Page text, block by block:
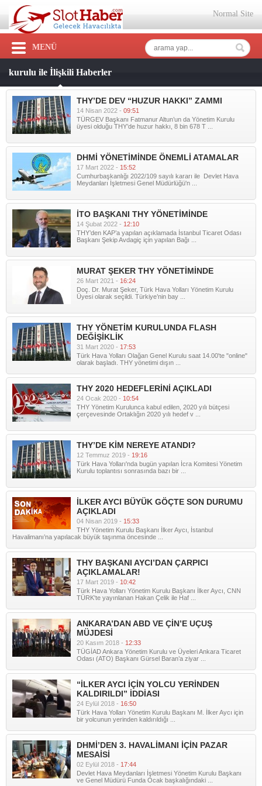
Normal Site
MENÜ
kurulu ile İlişkili Haberler
THY’DE DEV “HUZUR HAKKI” ZAMMI
14 Nisan 2022 - 09:51
TÜRGEV Başkanı Fatmanur Altun’un da Yönetim Kurulu
üyesi olduğu THY’de huzur hakkı, 8 bin 678 T ...
DHMİ YÖNETİMİNDE ÖNEMLİ ATAMALAR
17 Mart 2022 - 15:52
Cumhurbaşkanlığı 2022/109 sayılı kararı ile Devlet Hava
Meydanları İşletmesi Genel Müdürlüğü'n ...
İTO BAŞKANI THY YÖNETİMİNDE
14 Şubat 2022 - 12:10
THY’den KAP’a yapılan açıklamada İstanbul Ticaret Odası
Başkanı Şekip Avdagiç için yapılan Bağı ...
MURAT ŞEKER THY YÖNETİMİNDE
26 Mart 2021 - 16:24
Doç. Dr. Murat Şeker, Türk Hava Yolları Yönetim Kurulu
Üyesi olarak seçildi. Türkiye’nin bay ...
THY YÖNETİM KURULUNDA FLASH
DEĞİŞİKLİK
31 Mart 2020 - 17:53
Türk Hava Yolları Olağan Genel Kurulu saat 14.00'te "online"
olarak başladı. THY yönetimi dışın ...
THY 2020 HEDEFLERİNİ AÇIKLADI
24 Ocak 2020 - 10:54
THY Yönetim Kurulunca kabul edilen, 2020 yılı bütçesi
çerçevesinde Ortaklığın 2020 yılı hedef v ...
THY’DE KİM NEREYE ATANDI?
12 Temmuz 2019 - 19:16
Türk Hava Yolları'nda bugün yapılan İcra Komitesi Yönetim
Kurulu toplantısı sonrasında bazı bir ...
İLKER AYCI BÜYÜK GÖÇTE SON DURUMU
AÇIKLADI
04 Nisan 2019 - 15:33
THY Yönetim Kurulu Başkanı İlker Aycı, İstanbul
Havalimanı’na yapılacak büyük taşınma öncesinde ...
THY BAŞKANI AYCI’DAN ÇARPICI
AÇIKLAMALAR!
17 Mart 2019 - 10:42
Türk Hava Yolları Yönetim Kurulu Başkanı İlker Aycı, CNN
TÜRK'te yayınlanan Hakan Çelik ile Haf ...
ANKARA’DAN ABD VE ÇİN’E UÇUŞ
MÜJDESİ
20 Kasım 2018 - 12:33
TÜGİAD Ankara Yönetim Kurulu ve Üyeleri Ankara Ticaret
Odası (ATO) Başkanı Gürsel Baran’a ziyar ...
“İLKER AYCI İÇİN YOLCU YERİNDEN
KALDIRILDI” İDDİASI
24 Eylül 2018 - 16:50
Türk Hava Yolları Yönetim Kurulu Başkanı M. İlker Aycı için
bir yolcunun yerinden kaldırıldığı ...
DHMİ’DEN 3. HAVALİMANI İÇİN PAZAR
MESAİSİ
02 Eylül 2018 - 17:44
Devlet Hava Meydanları İşletmesi Yönetim Kurulu Başkanı
ve Genel Müdürü Funda Ocak başkalığındaki ...